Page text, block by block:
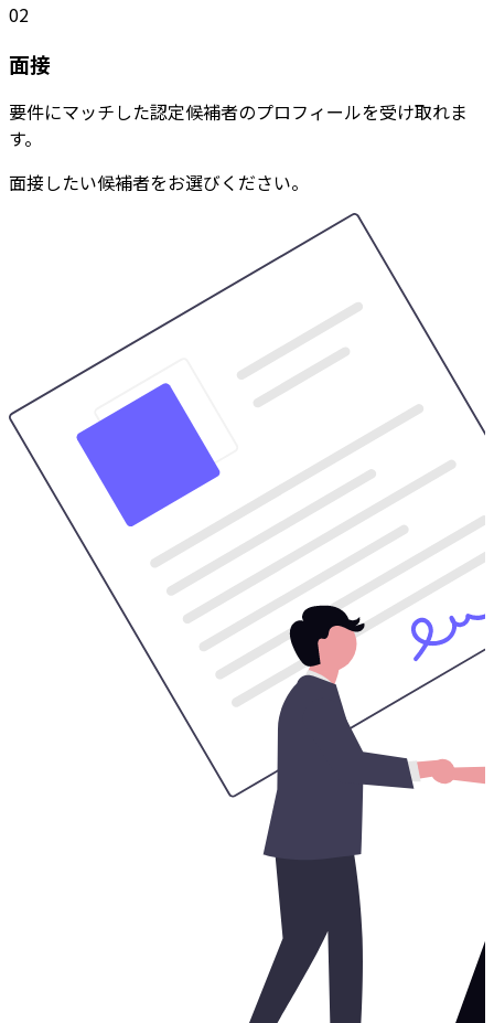
02
面接
要件にマッチした認定候補者のプロフィールを受け取れま
す。
面接したい候補者をお選びください。